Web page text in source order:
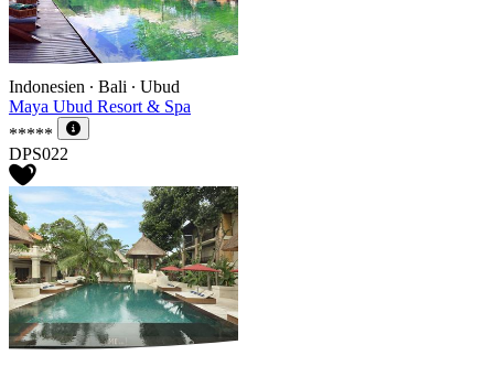
Indonesien ∙ Bali ∙ Ubud
Maya Ubud Resort & Spa
*****
DPS022